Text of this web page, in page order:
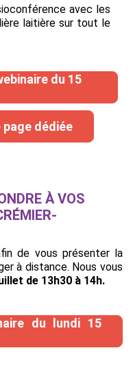
avec les
laitière sur tout le
du 15
dédiée
À VOS
de vous présenter la
à distance. Nous vous
de 13h30 à 14h.
du lundi 15